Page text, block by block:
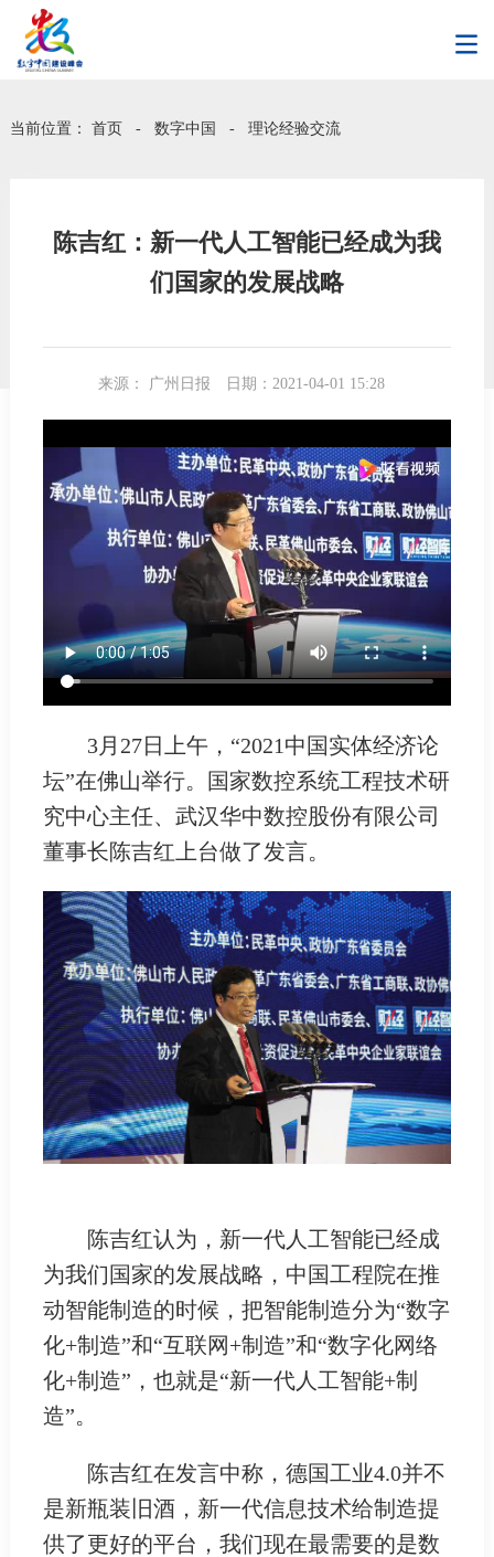
当前位置： 首页 - 数字中国 - 理论经验交流
陈吉红：新一代人工智能已经成为我
们国家的发展战略
来源： 广州日报 日期：2021-04-01 15:28
3月27日上午，“2021中国实体经济论
坛”在佛山举行。国家数控系统工程技术研
究中心主任、武汉华中数控股份有限公司
董事长陈吉红上台做了发言。
陈吉红认为，新一代人工智能已经成
为我们国家的发展战略，中国工程院在推
动智能制造的时候，把智能制造分为“数字
化+制造”和“互联网+制造”和“数字化网络
化+制造”，也就是“新一代人工智能+制
造”。
陈吉红在发言中称，德国工业4.0并不
是新瓶装旧酒，新一代信息技术给制造提
供了更好的平台，我们现在最需要的是数